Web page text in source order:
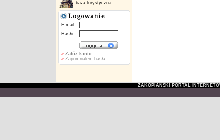
baza turystyczna
E-mail
Hasło
» Załóż konto
»Zapomniałem hasła
ZAKOPIAŃSKI PORTAL